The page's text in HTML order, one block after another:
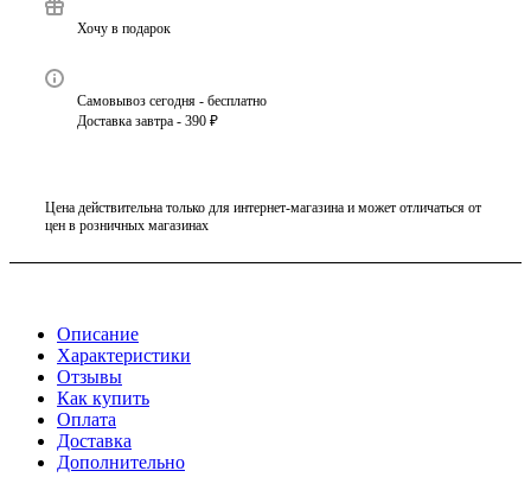
Хочу в подарок
Самовывоз сегодня - бесплатно
Доставка завтра - 390 ₽
Цена действительна только для интернет-магазина и может отличаться от
цен в розничных магазинах
Описание
Характеристики
Отзывы
Как купить
Оплата
Доставка
Дополнительно